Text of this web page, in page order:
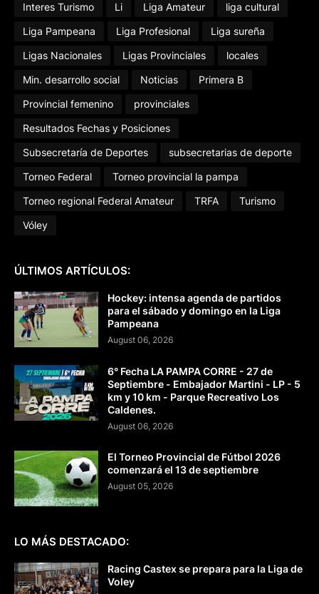
Interes Turismo
Li Liga Amateur
liga cultural
Liga Pampeana
Liga Profesional
Liga sureña
Ligas Nacionales
Ligas Provinciales
locales
Min. desarrollo social
Noticias
Primera B
Provincial femenino
provinciales
Resultados Fechas y Posiciones
Subsecretaría de Deportes
subsecretarias de deporte
Torneo Federal
Torneo provincial la pampa
Torneo regional Federal Amateur
TRFA
Turismo
Vóley
ÚLTIMOS ARTÍCULOS:
Hockey: intensa agenda de partidos
para el sábado y domingo en la Liga
Pampeana
August 06, 2026
6° Fecha LA PAMPA CORRE - 27 de
Septiembre - Embajador Martini - LP - 5
km y 10 km - Parque Recreativo Los
Caldenes.
August 06, 2026
El Torneo Provincial de Fútbol 2026
comenzará el 13 de septiembre
August 05, 2026
LO MÁS DESTACADO:
Racing Castex se prepara para la Liga de
Voley